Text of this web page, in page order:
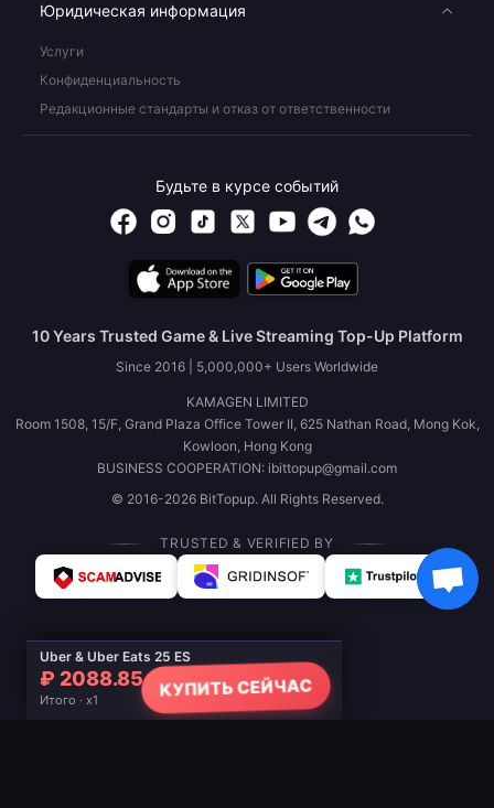
Uber & Uber Eats 25 ES
₽ 2088.85
Итого · x1 КУПИТЬ СЕЙЧАС
Юридическая информация
Услуги
Конфиденциальность
Редакционные стандарты и отказ от ответственности
Будьте в курсе событий
10 Years Trusted Game & Live Streaming Top-Up Platform
Since 2016 | 5,000,000+ Users Worldwide
KAMAGEN LIMITED
Room 1508, 15/F, Grand Plaza Office Tower II, 625 Nathan Road, Mong Kok,
Kowloon, Hong Kong
BUSINESS COOPERATION: ibittopup@gmail.com
© 2016-2026 BitTopup. All Rights Reserved.
TRUSTED & VERIFIED BY